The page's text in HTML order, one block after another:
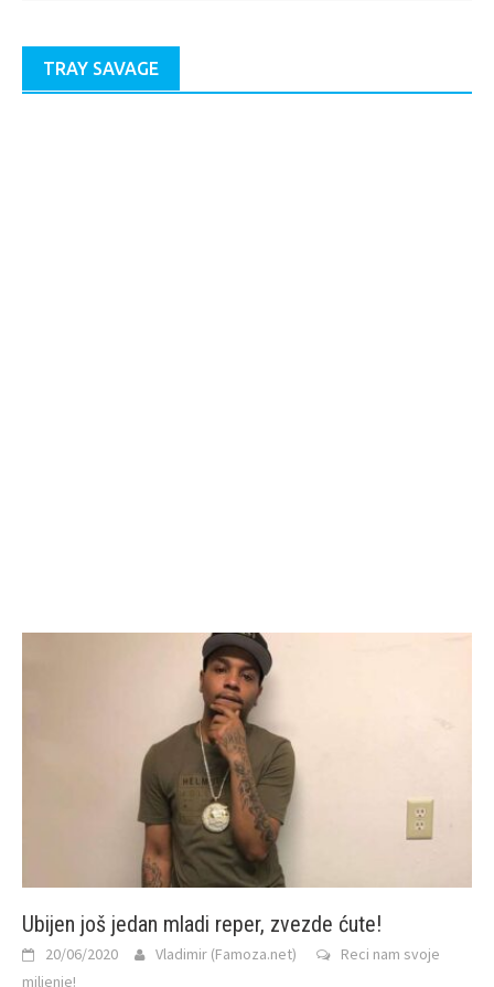
TRAY SAVAGE
Ubijen još jedan mladi reper, zvezde ćute!
20/06/2020 Vladimir (Famoza.net)
Reci nam svoje
miljenje!